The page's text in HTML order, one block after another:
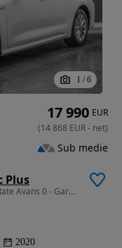
1 / 6
Plus
1798 cm3 • 122 CP • Automata - Posibilitate Rate Avans 0 - Garantie 12 Luni - IMPECABILA
2020
17 990 EUR
(14 868 EUR- net)
Sub medie